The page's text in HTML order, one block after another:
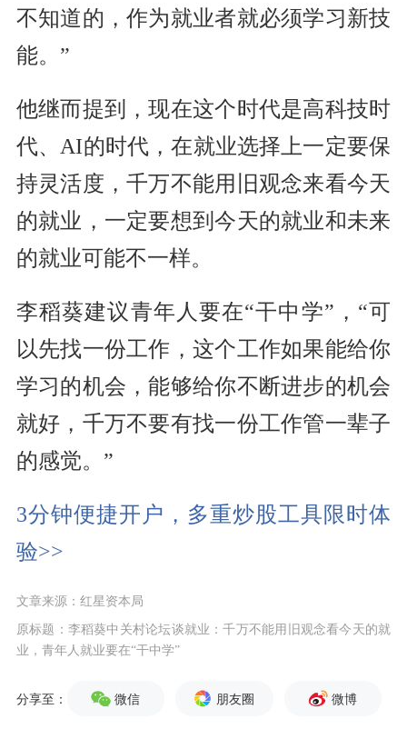
不知道的，作为就业者就必须学习新技
能。”
他继而提到，现在这个时代是高科技时
代、AI的时代，在就业选择上一定要保
持灵活度，千万不能用旧观念来看今天
的就业，一定要想到今天的就业和未来
的就业可能不一样。
李稻葵建议青年人要在“干中学”，“可
以先找一份工作，这个工作如果能给你
学习的机会，能够给你不断进步的机会
就好，千万不要有找一份工作管一辈子
的感觉。”
3分钟便捷开户，多重炒股工具限时体
验>>
文章来源：红星资本局
原标题：李稻葵中关村论坛谈就业：千万不能用旧观念看今天的就
业，青年人就业要在“干中学”
分享至： 微信 朋友圈 微博